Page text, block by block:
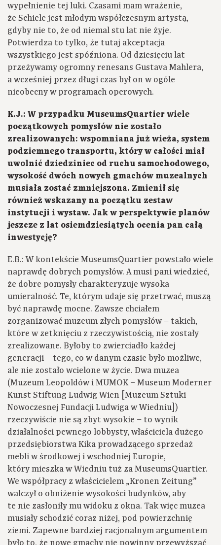
wypełnienie tej luki. Czasami mam wrażenie,
że Schiele jest młodym współczesnym artystą,
gdyby nie to, że od niemal stu lat nie żyje.
Potwierdza to tylko, że tutaj akceptacja
wszystkiego jest spóźniona. Od dziesięciu lat
przeżywamy ogromny renesans Gustava Mahlera,
a wcześniej przez długi czas był on w ogóle
nieobecny w programach operowych.
K.J.: W przypadku MuseumsQuartier wiele
początkowych pomysłów nie zostało
zrealizowanych: wspomniana już wieża, system
podziemnego transportu, który w całości miał
uwolnić dziedziniec od ruchu samochodowego,
wysokość dwóch nowych gmachów muzealnych
musiała zostać zmniejszona. Zmienił się
również wskazany na początku zestaw
instytucji i wystaw. Jak w perspektywie planów
jeszcze z lat osiemdziesiątych ocenia pan całą
inwestycję?
E.B.: W kontekście MuseumsQuartier powstało wiele
naprawdę dobrych pomysłów. A musi pani wiedzieć,
że dobre pomysły charakteryzuje wysoka
umieralność. Te, którym udaje się przetrwać, muszą
być naprawdę mocne. Zawsze chciałem
zorganizować muzeum złych pomysłów – takich,
które w zetknięciu z rzeczywistością, nie zostały
zrealizowane. Byłoby to zwierciadło każdej
generacji – tego, co w danym czasie było możliwe,
ale nie zostało wcielone w życie. Dwa muzea
(Muzeum Leopoldów i MUMOK – Museum Moderner
Kunst Stiftung Ludwig Wien [Muzeum Sztuki
Nowoczesnej Fundacji Ludwiga w Wiedniu])
rzeczywiście nie są zbyt wysokie – to wynik
działalności pewnego lobbysty, właściciela dużego
przedsiębiorstwa Kika prowadzącego sprzedaż
mebli w środkowej i wschodniej Europie,
który mieszka w Wiedniu tuż za MuseumsQuartier.
We współpracy z właścicielem „Kronen Zeitung”
walczył o obniżenie wysokości budynków, aby
te nie zasłoniły mu widoku z okna. Tak więc muzea
musiały schodzić coraz niżej, pod powierzchnię
ziemi. Zapewne bardziej racjonalnym argumentem